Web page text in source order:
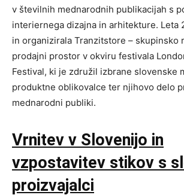
v številnih mednarodnih publikacijah s
interiernega dizajna in arhitekture. Leta
in organizirala Tranzitstore – skupinsko
prodajni prostor v okviru festivala
Festival, ki je združil izbrane slovenske
produktne oblikovalce ter njihovo delo
mednarodni publiki.
Vrnitev v Slovenijo in
vzpostavitev stikov s
proizvajalci